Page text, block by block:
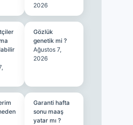
2026
Gözlük
genetik mi ?
Ağustos 7,
2026
Garanti hafta
sonu maaş
yatar mı ?